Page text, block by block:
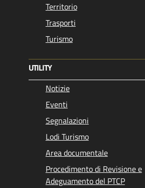
Territorio
Trasporti
Turismo
UTILITY
Notizie
Eventi
Segnalazioni
Lodi Turismo
Area documentale
Procedimento di Revisione e
Adeguamento del PTCP